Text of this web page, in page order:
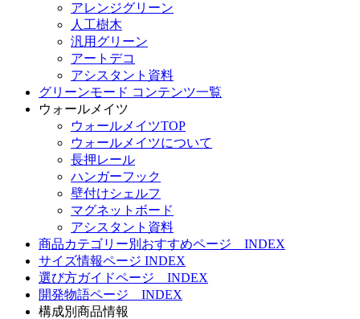
アレンジグリーン
人工樹木
汎用グリーン
アートデコ
アシスタント資料
グリーンモード コンテンツ一覧
ウォールメイツ
ウォールメイツTOP
ウォールメイツについて
長押レール
ハンガーフック
壁付けシェルフ
マグネットボード
アシスタント資料
商品カテゴリー別おすすめページ INDEX
サイズ情報ページ INDEX
選び方ガイドページ INDEX
開発物語ページ INDEX
構成別商品情報